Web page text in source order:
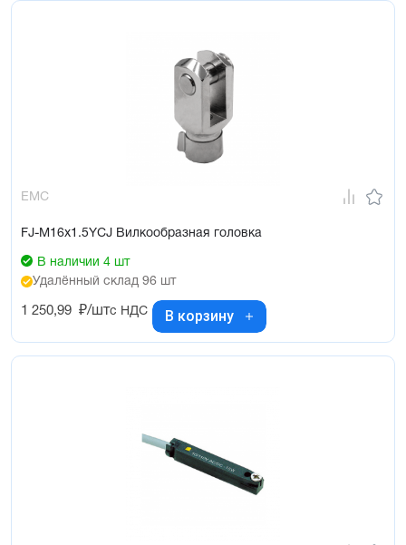
EMC
FJ-M16x1.5YCJ Вилкообразная головка
В наличии 4 шт
Удалённый склад 96 шт
1 250,99 ₽/штс НДС В корзину